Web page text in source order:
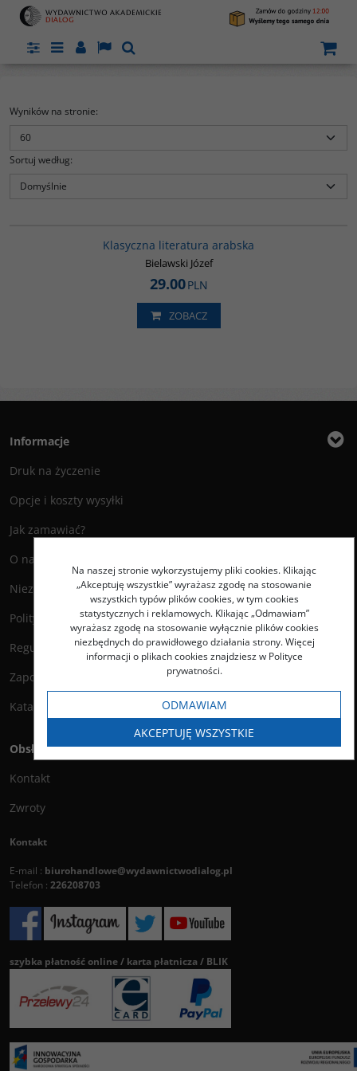
PanelMenuPanelLangSzukaj
Wyników na stronie:
Sortuj według:
Klasyczna literatura arabska
Bielawski Józef
29.00PLN
ZOBACZ
Informacje
Druk na życzenie
Opcje i koszty wysyłki
Jak zamawiać?
O nas
Niezbędnik Autora
Polityka prywatności
Regulamin księgarni
Zapowiedzi
Katalog
Obsługa klienta
Kontakt
Zwroty
Kontakt
E-mail : biurohandlowe@wydawnictwodialog.pl
Telefon : 226208703
szybka płatność online / karta płatnicza / BLIK
Na naszej stronie wykorzystujemy pliki cookies. Klikając
„Akceptuję wszystkie” wyrażasz zgodę na stosowanie
wszystkich typów plików cookies, w tym cookies
statystycznych i reklamowych. Klikając „Odmawiam”
wyrażasz zgodę na stosowanie wyłącznie plików cookies
niezbędnych do prawidłowego działania strony. Więcej
informacji o plikach cookies znajdziesz w Polityce
prywatności.
ODMAWIAM
AKCEPTUJĘ WSZYSTKIE